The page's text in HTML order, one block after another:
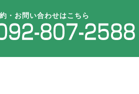
・お問い合わせはこちら